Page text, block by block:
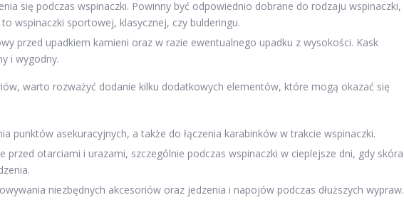
się podczas wspinaczki. Powinny być odpowiednio dobrane do rodzaju wspinaczki,
wspinaczki sportowej, klasycznej, czy bulderingu.
przed upadkiem kamieni oraz w razie ewentualnego upadku z wysokości. Kask
i wygodny.
warto rozważyć dodanie kilku dodatkowych elementów, które mogą okazać się
punktów asekuracyjnych, a także do łączenia karabinków w trakcie wspinaczki.
przed otarciami i urazami, szczególnie podczas wspinaczki w cieplejsze dni, gdy skóra
niezbędnych akcesoriów oraz jedzenia i napojów podczas dłuższych wypraw.